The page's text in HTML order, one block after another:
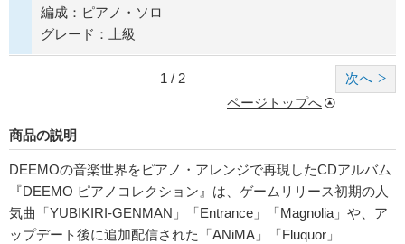
編成：ピアノ・ソロ
グレード：上級
次へ
1 / 2
ページトップへ
商品の説明
DEEMOの音楽世界をピアノ・アレンジで再現したCDアルバム
『DEEMO ピアノコレクション』は、ゲームリリース初期の人
気曲「YUBIKIRI-GENMAN」「Entrance」「Magnolia」や、ア
ップデート後に追加配信された「ANiMA」「Fluquor」